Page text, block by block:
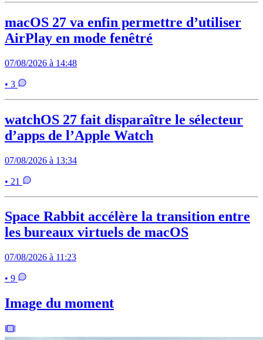
macOS 27 va enfin permettre d’utiliser
AirPlay en mode fenêtré
07/08/2026 à 14:48
• 3
watchOS 27 fait disparaître le sélecteur
d’apps de l’Apple Watch
07/08/2026 à 13:34
• 21
Space Rabbit accélère la transition entre
les bureaux virtuels de macOS
07/08/2026 à 11:23
• 9
Image du moment